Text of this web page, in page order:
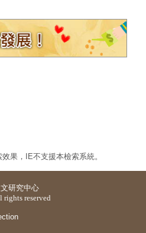
果，IE不支援本檢索系統。
研究中心
reserved